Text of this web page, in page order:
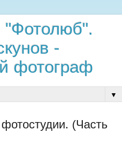
"Фотолюб".
-
фотограф
▼
(Часть